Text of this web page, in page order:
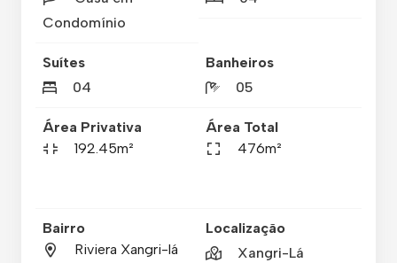
Condomínio
Suítes
04
Banheiros
05
Área Privativa
192.45m²
Área Total
476m²
Bairro
Riviera Xangri-lá
Localização
Xangri-Lá